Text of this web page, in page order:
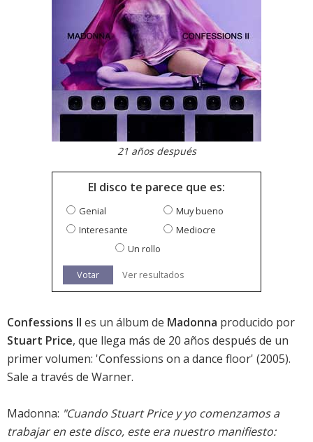
21 años después
El disco te parece que es:
Genial
Muy bueno
Interesante
Mediocre
Un rollo
Votar Ver resultados
Confessions II es un álbum de Madonna producido por
Stuart Price, que llega más de 20 años después de un
primer volumen: 'Confessions on a dance floor' (2005).
Sale a través de Warner.
Madonna: "Cuando Stuart Price y yo comenzamos a
trabajar en este disco, este era nuestro manifiesto: